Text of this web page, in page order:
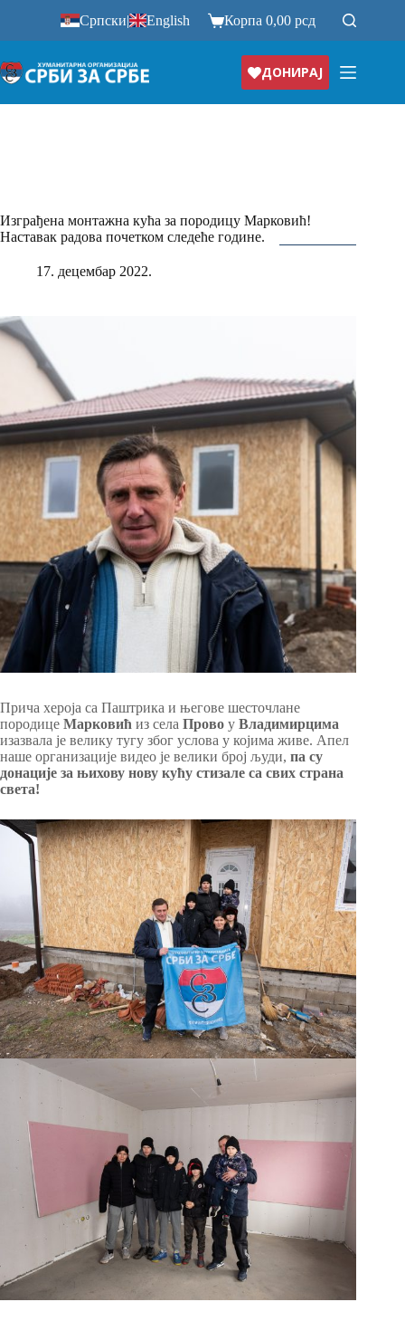
Српски| English Корпа0,00рсд
ДОНИРАЈ
Изграђена монтажна кућа за породицу Марковић!
Наставак радова почетком следеће године.
17. децембар 2022.
Прича хероја са Паштрика и његове шесточлане
породице Марковић из села Прово у Владимирцима
изазвала је велику тугу због услова у којима живе. Апел
наше организације видео је велики број људи, па су
донације за њихову нову кућу стизале са свих страна
света!